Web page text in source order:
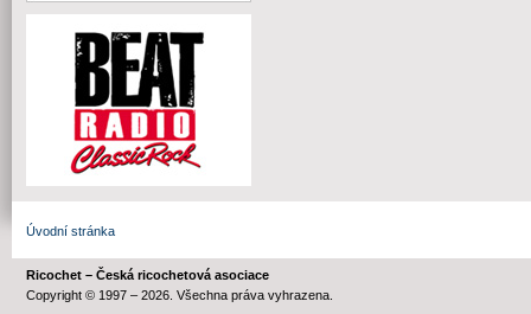
Úvodní stránka
Ricochet – Česká ricochetová asociace
Copyright © 1997 – 2026. Všechna práva vyhrazena.